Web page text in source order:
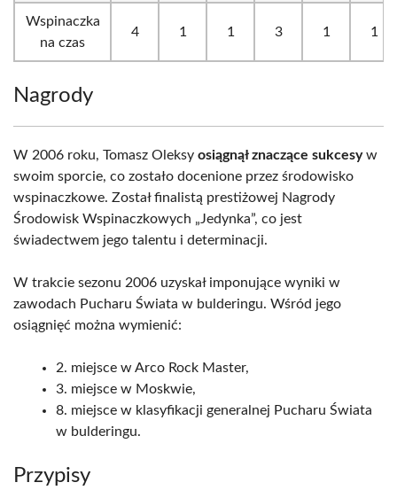
Wspinaczka
na czas
4 1 1 3 1 1
Nagrody
W 2006 roku, Tomasz Oleksy osiągnął znaczące sukcesyw
swoim sporcie, co zostało docenione przez środowisko
wspinaczkowe. Został finalistą prestiżowej Nagrody
Środowisk Wspinaczkowych „Jedynka”, co jest
świadectwem jego talentu i determinacji.
W trakcie sezonu 2006 uzyskał imponujące wyniki w
zawodach Pucharu Świata w bulderingu. Wśród jego
osiągnięć można wymienić:
2. miejsce w Arco Rock Master,
3. miejsce w Moskwie,
8. miejsce w klasyfikacji generalnej Pucharu Świata
w bulderingu.
Przypisy